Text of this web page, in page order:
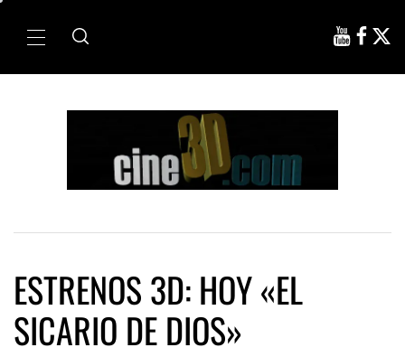
Menú
ESTRENOS 3D: HOY «EL
SICARIO DE DIOS»